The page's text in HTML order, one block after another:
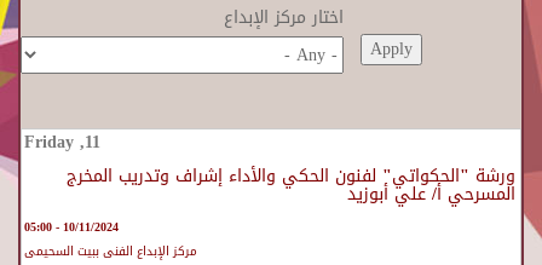
اختار مركز الإبداع
ورشة "الحكواتي" لفنون الحكي والأداء إشراف وتدريب المخرج
المسرحي أ/ علي أبوزيد
10/11/2024 - 05:00
مركز الإبداع الفنى ببيت السحيمى